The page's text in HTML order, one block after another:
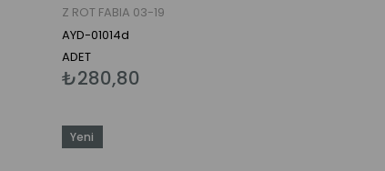
Z ROT FABIA 03-19
AYD-01014d
ADET
₺280,80
Yeni